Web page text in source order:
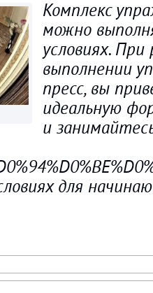
Комплекс
можно
условиях. При
выполнении
пресс, вы
идеальную
и
для